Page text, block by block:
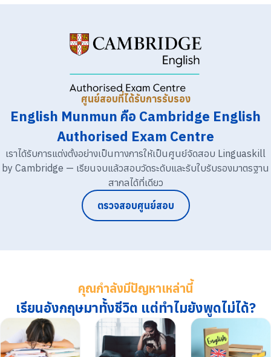
ศูนย์สอบที่ได้รับการรับรอง
English Munmun คือ Cambridge English
Authorised Exam Centre
เราได้รับการแต่งตั้งอย่างเป็นทางการให้เป็นศูนย์จัดสอบ Linguaskill
by Cambridge — เรียนจบแล้วสอบวัดระดับและรับใบรับรองมาตรฐาน
สากลได้ที่เดียว
ตรวจสอบศูนย์สอบ
คุณกำลังมีปัญหาเหล่านี้
เรียนอังกฤษมาทั้งชีวิต แต่ทำไมยังพูดไม่ได้?